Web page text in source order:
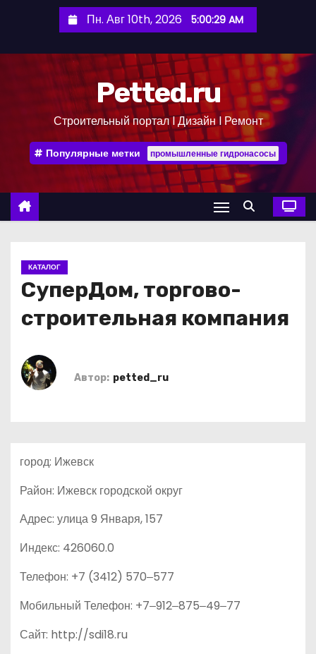
е
Пн. Авг 10th, 2026 5:00:30 AM
Petted.ru
Строительный портал l Дизайн l Ремонт
Популярные метки промышленные гидронасосы
КАТАЛОГ
СуперДом, торгово-
строительная компания
Автор: petted_ru
город: Ижевск
Район: Ижевск городской округ
Адрес: улица 9 Января, 157
Индекс: 426060.0
Телефон: +7 (3412) 570‒577
Мобильный Телефон: +7‒912‒875‒49‒77
Сайт: http://sdi18.ru